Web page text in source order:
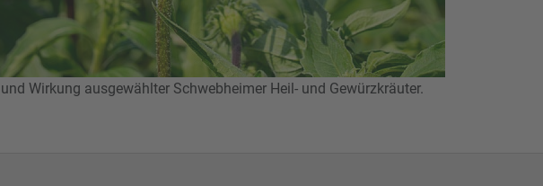
Wirkung ausgewählter Schwebheimer Heil- und Gewürzkräuter.